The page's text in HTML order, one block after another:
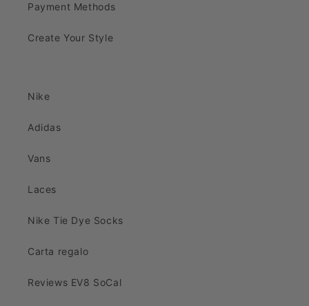
Payment Methods
Create Your Style
Nike
Adidas
Vans
Laces
Nike Tie Dye Socks
Carta regalo
Reviews EV8 SoCal